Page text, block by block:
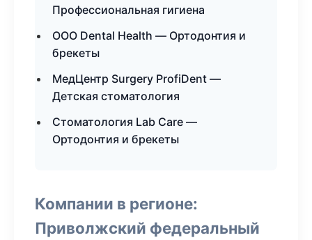
Профессиональная гигиена
ООО Dental Health — Ортодонтия и
брекеты
МедЦентр Surgery ProfiDent —
Детская стоматология
Стоматология Lab Care —
Ортодонтия и брекеты
Компании в регионе:
Приволжский федеральный